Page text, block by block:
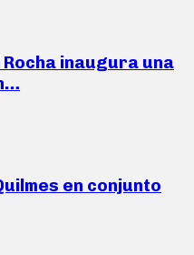
Rocha inaugura una
en conjunto